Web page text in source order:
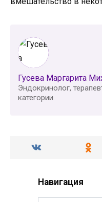
Гусева Маргарита
Эндокринолог,
категории.
Навигация